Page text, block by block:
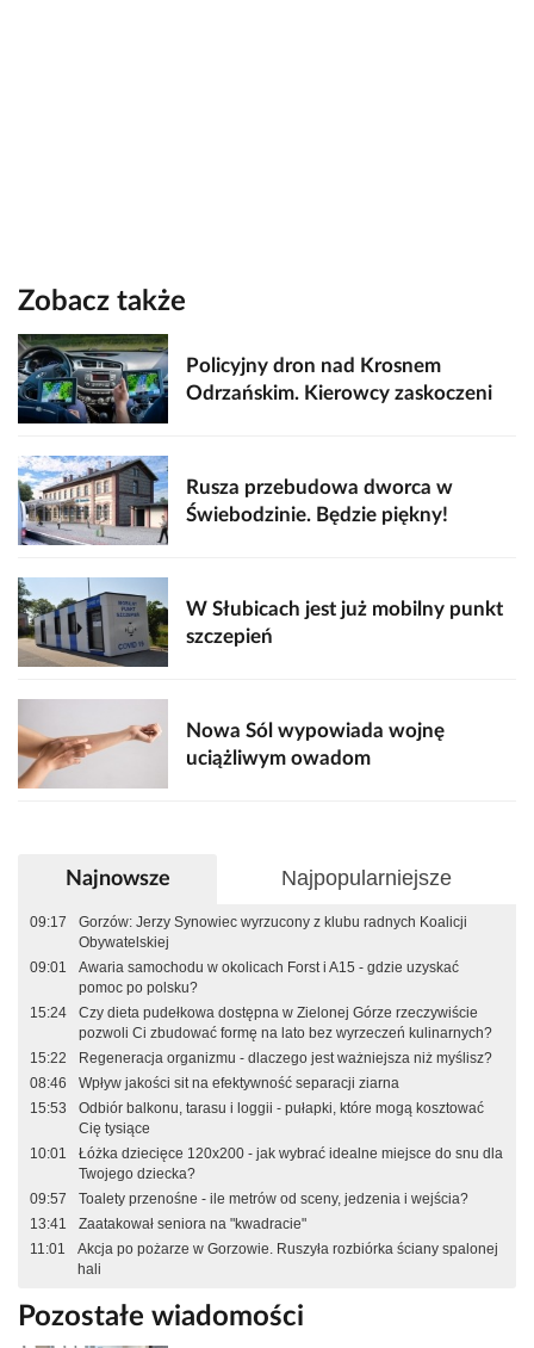
Zobacz także
Policyjny dron nad Krosnem
Odrzańskim. Kierowcy zaskoczeni
Rusza przebudowa dworca w
Świebodzinie. Będzie piękny!
W Słubicach jest już mobilny punkt
szczepień
Nowa Sól wypowiada wojnę
uciążliwym owadom
Najnowsze Najpopularniejsze
09:17
Gorzów: Jerzy Synowiec wyrzucony z klubu radnych Koalicji
Obywatelskiej
09:01
Awaria samochodu w okolicach Forst i A15 - gdzie uzyskać
pomoc po polsku?
15:24
Czy dieta pudełkowa dostępna w Zielonej Górze rzeczywiście
pozwoli Ci zbudować formę na lato bez wyrzeczeń kulinarnych?
15:22
Regeneracja organizmu - dlaczego jest ważniejsza niż myślisz?
08:46
Wpływ jakości sit na efektywność separacji ziarna
15:53
Odbiór balkonu, tarasu i loggii - pułapki, które mogą kosztować
Cię tysiące
10:01
Łóżka dziecięce 120x200 - jak wybrać idealne miejsce do snu dla
Twojego dziecka?
09:57
Toalety przenośne - ile metrów od sceny, jedzenia i wejścia?
13:41
Zaatakował seniora na "kwadracie"
11:01
Akcja po pożarze w Gorzowie. Ruszyła rozbiórka ściany spalonej
hali
Pozostałe wiadomości